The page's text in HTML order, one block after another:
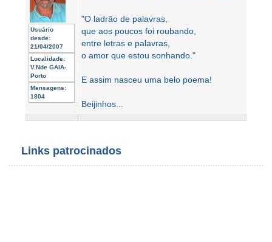
Usuário
desde:
21/04/2007
Localidade:
V.Nde GAIA-
Porto
Mensagens:
1804
"O ladrão de palavras,
que aos poucos foi roubando,
entre letras e palavras,
o amor que estou sonhando."
E assim nasceu uma belo poema!
Beijinhos...
Links patrocinados